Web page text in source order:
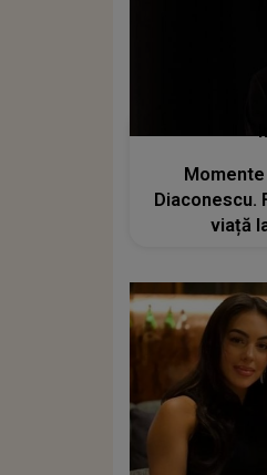
Diaconescu.
viață